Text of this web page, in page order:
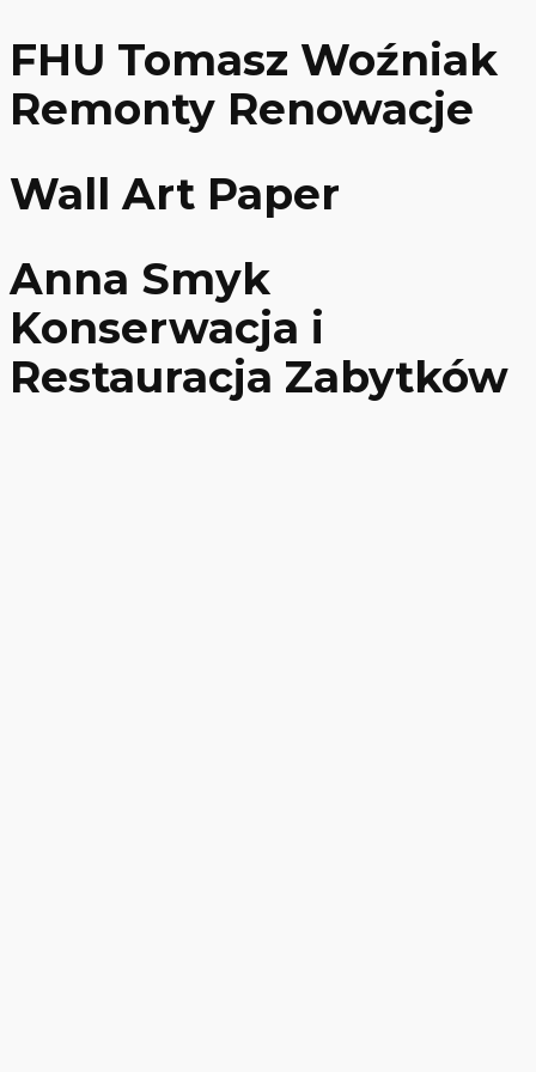
FHU Tomasz Woźniak
Remonty Renowacje
Wall Art Paper
Anna Smyk
Konserwacja i
Restauracja Zabytków